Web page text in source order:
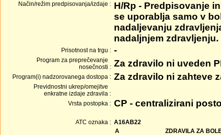
Način/režim predpisovanja/izdaje : H/Rp - Predpisovanje
se uporablja samo v
nadaljevanju
nadaljnjem zdravljenju.
Prisotnost na trgu : -
Program za preprečevanje
nosečnosti : Za zdravilo ni uveden
Program(i) nadzorovanega dostopa : Za zdravilo ni zahteve
Previdnostni ukrep/omejitve
enkratne izdaje zdravila :
Vrsta postopka : CP - centralizirani
ATC oznaka : A16AB22
A
ZDRAVILA ZA